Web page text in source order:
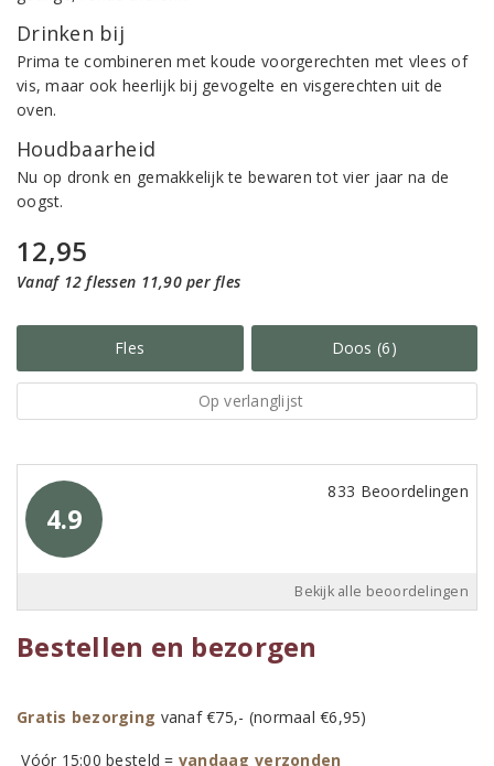
Drinken bij
Prima te combineren met koude voorgerechten met vlees of
vis, maar ook heerlijk bij gevogelte en visgerechten uit de
oven.
Houdbaarheid
Nu op dronk en gemakkelijk te bewaren tot vier jaar na de
oogst.
12,95
Vanaf 12 flessen 11,90 per fles
Fles Doos (6)
Op verlanglijst
4.9
833 Beoordelingen
Bekijk alle beoordelingen
Bestellen en bezorgen
Gratis bezorging vanaf €75,- (normaal €6,95)
Vóór 15:00 besteld = vandaag verzonden